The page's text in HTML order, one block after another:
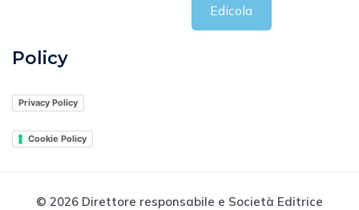
Edicola
Policy
Privacy Policy
Cookie Policy
© 2026 Direttore responsabile e Società Editrice